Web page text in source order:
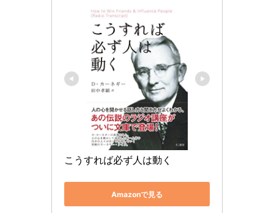
こうすれば必ず人は動く
Amazonで見る